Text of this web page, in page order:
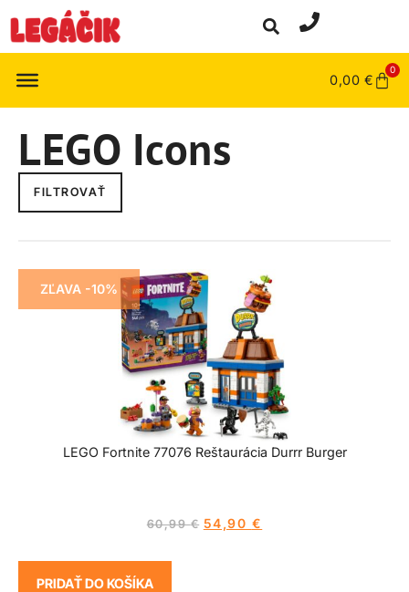
0,00 €
0
LEGO Icons
FILTROVAŤ
ZĽAVA -10%
LEGO Fortnite 77076 Reštaurácia Durrr Burger
60,99€ 54,90 €
PRIDAŤ DO KOŠÍKA